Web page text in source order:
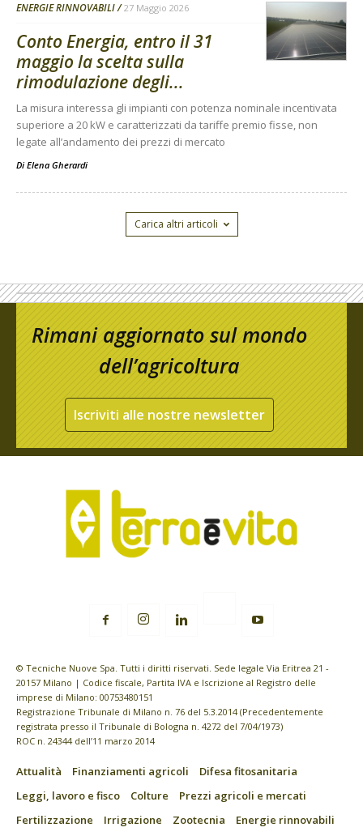
ENERGIE RINNOVABILI 27 Maggio 2026
Conto Energia, entro il 31
maggio la scelta sulla
rimodulazione degli...
La misura interessa gli impianti con potenza nominale incentivata
superiore a 20 kW e caratterizzati da tariffe premio fisse, non
legate all’andamento dei prezzi di mercato
Di Elena Gherardi
Carica altri articoli
Rimani aggiornato sul mondo
dell’agricoltura
Iscriviti alle nostre newsletter
© Tecniche Nuove Spa. Tutti i diritti riservati. Sede legale Via Eritrea 21 -
20157 Milano | Codice fiscale, Partita IVA e Iscrizione al Registro delle
imprese di Milano: 00753480151
Registrazione Tribunale di Milano n. 76 del 5.3.2014 (Precedentemente
registrata presso il Tribunale di Bologna n. 4272 del 7/04/1973)
ROC n. 24344 dell’11 marzo 2014
Attualità Finanziamenti agricoli
Difesa fitosanitaria
Leggi, lavoro e fisco
Colture
Prezzi agricoli e mercati
Fertilizzazione
Irrigazione Zootecnia
Energie rinnovabili